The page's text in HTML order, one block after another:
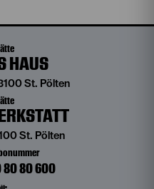
St. Pölten
St. Pölten
80 600